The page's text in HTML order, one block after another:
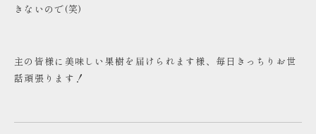
きないので(笑)
主の皆様に美味しい果樹を届けられます様、毎日きっちりお世
話頑張ります！